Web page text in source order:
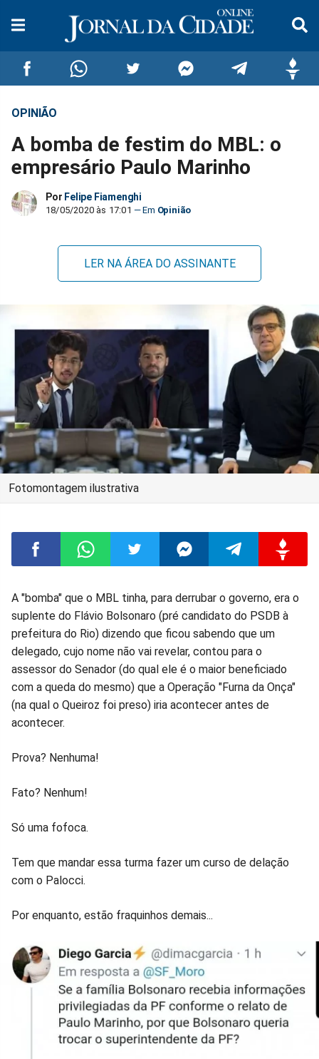
Compartilhar
no
Facebook
Compartilhar
no
Whatsapp
no
Twitter
no
no
OPINIÃO
A bomba de festim do MBL: o
empresário Paulo Marinho
Por Felipe Fiamenghi
18/05/2020 às 17:01 Opinião
LER NA ÁREA DO ASSINANTE
Fotomontagem ilustrativa
Compartilhar
no
Facebook
Compartilhar
no
Whatsapp
Compartilhar
no
Twitter
Compartilhar
no
Messenger
Compartilhar
no
Telegram
no
Gettr
A "bomba" que o MBL tinha, para derrubar o governo, era o
suplente do Flávio Bolsonaro (pré candidato do PSDB à
prefeitura do Rio) dizendo que ficou sabendo que um
delegado, cujo nome não vai revelar, contou para o
assessor do Senador (do qual ele é o maior beneficiado
com a queda do mesmo) que a Operação "Furna da Onça"
(na qual o Queiroz foi preso) iria acontecer antes de
acontecer.
Prova? Nenhuma!
Fato? Nenhum!
Só uma fofoca.
Tem que mandar essa turma fazer um curso de delação
com o Palocci.
Por enquanto, estão fraquinhos demais...